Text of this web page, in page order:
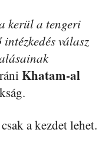
kerül a tengeri
válasz
Khatam-al
a kezdet lehet.